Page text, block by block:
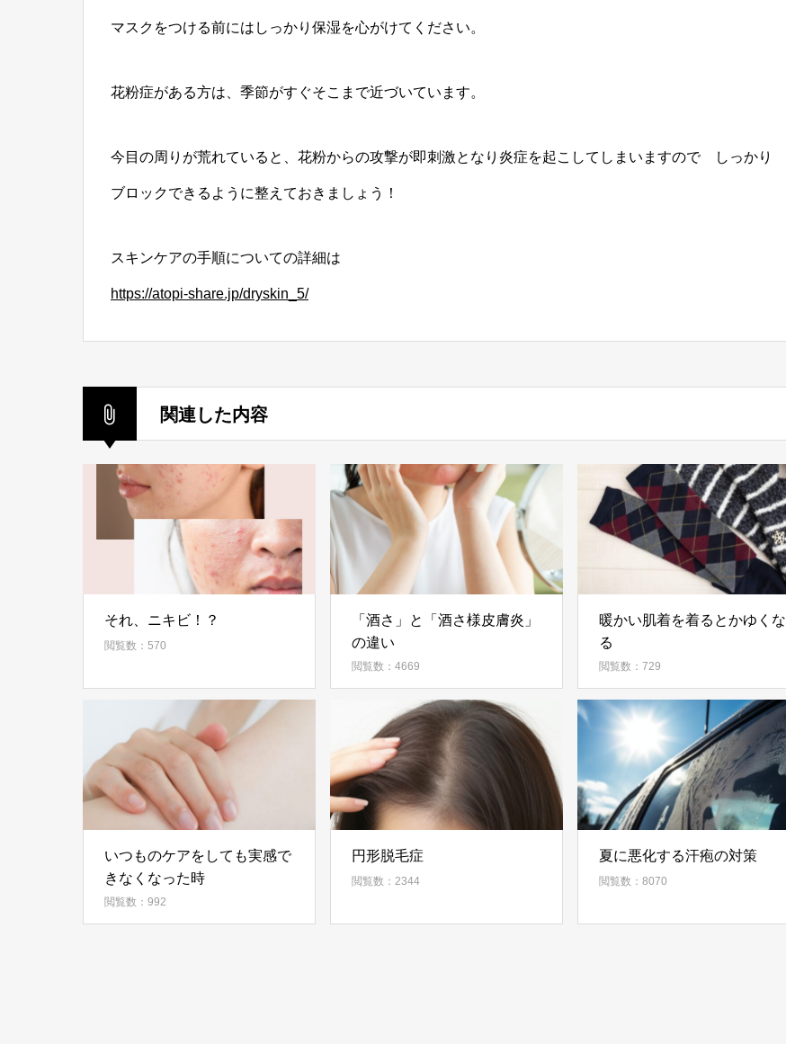
マスクをつける前にはしっかり保湿を心がけてください。
花粉症がある方は、季節がすぐそこまで近づいています。
今目の周りが荒れていると、花粉からの攻撃が即刺激となり炎症を起こしてしまいますので しっかり
ブロックできるように整えておきましょう！
スキンケアの手順についての詳細は
https://atopi-share.jp/dryskin_5/
関連した内容
それ、ニキビ！？
閲覧数：570
「酒さ」と「酒さ様皮膚炎」
の違い
閲覧数：4669
暖かい肌着を着るとかゆくな
る
閲覧数：729
いつものケアをしても実感で
きなくなった時
閲覧数：992
円形脱毛症
閲覧数：2344
夏に悪化する汗疱の対策
閲覧数：8070